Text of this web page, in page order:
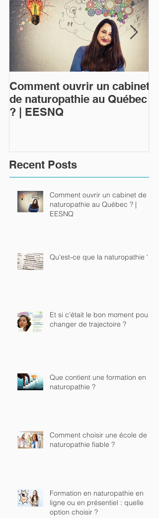
Comment ouvrir un cabinet
de naturopathie au Québec
? | EESNQ
Recent Posts
Comment ouvrir un cabinet de
naturopathie au Québec ? |
EESNQ
Qu'est-ce que la naturopathie ?
Et si c’était le bon moment pour
changer de trajectoire ?
Que contient une formation en
naturopathie ?
Comment choisir une école de
naturopathie fiable ?
Formation en naturopathie en
ligne ou en présentiel : quelle
option choisir ?